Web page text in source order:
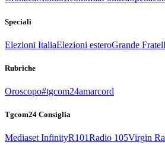
Speciali
Elezioni ItaliaElezioni esteroGrande
Rubriche
Oroscopo#tgcom24amarcord
Tgcom24 Consiglia
Mediaset InfinityR101Radio 105Virgin